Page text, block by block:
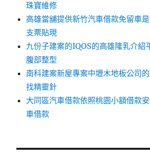
珠寶維修
高雄當舖提供新竹汽車借款免留車
支票貼現
九份子建案的IQOS的高雄隆乳介紹
腹部整型
南科建案新屋專案中壢木地板公司
找精靈針
大同區汽車借款依照桃園小額借款
車借款